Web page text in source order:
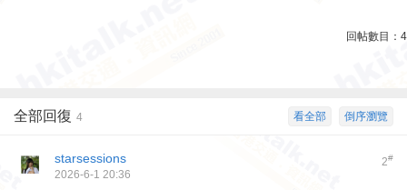
回帖數目： 4
倒序瀏覽
看全部
全部回復 4
2#
starsessions
2026-6-1 20:36